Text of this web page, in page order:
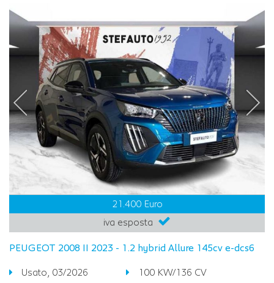
21.400 Euro
iva esposta
PEUGEOT 2008 II 2023 - 1.2 hybrid Allure 145cv e-dcs6
Usato, 03/2026
100 KW/136 CV